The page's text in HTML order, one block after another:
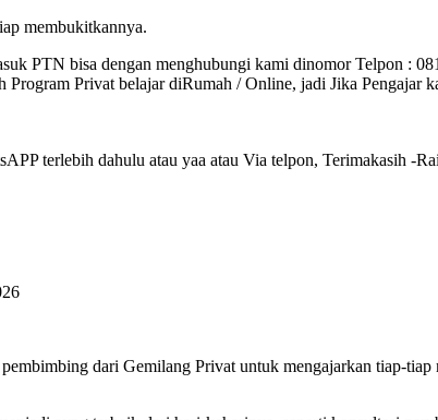
membukitkannya.
PTN bisa dengan menghubungi kami dinomor Telpon :
Privat belajar diRumah / Online, jadi Jika Pengajar
terlebih dahulu atau yaa atau Via telpon, Terimakasih -
dari Gemilang Privat untuk mengajarkan tiap-tiap